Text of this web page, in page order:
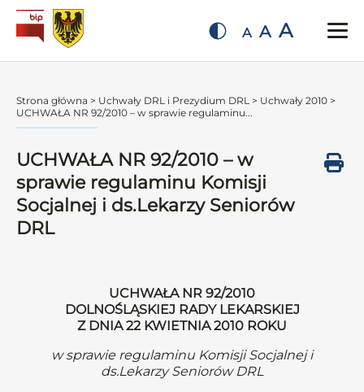
A A A
Strona główna > Uchwały DRL i Prezydium DRL > Uchwały 2010 >
UCHWAŁA NR 92/2010 – w sprawie regulaminu...
UCHWAŁA NR 92/2010 – w
sprawie regulaminu Komisji
Socjalnej i ds.Lekarzy Seniorów
DRL
UCHWAŁA NR 92/2010
DOLNOŚLĄSKIEJ RADY LEKARSKIEJ
Z DNIA 22 KWIETNIA 2010 ROKU
w sprawie regulaminu Komisji Socjalnej i
ds.Lekarzy Seniorów DRL